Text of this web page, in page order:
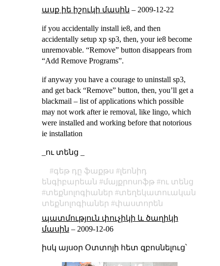
ասք իե իշուկի մասին – 2009-12-22
if you accidentally install ie8, and then
accidentally setup xp sp3, then, your ie8 become
unremovable. “Remove” button disappears from
“Add Remove Programs”.
if anyway you have a courage to uninstall sp3,
and get back “Remove” button, then, you’ll get a
blackmail – list of applications which possible
may not work after ie removal, like lingo, which
were installed and working before that notorious
ie installation
_ու տենց _
գեթ դը ֆաքթս
լեոնիդ
ենգիբարեան
մայքրոսոֆթ
ու տենց
տեքնոլոգիաներ
տեղեկատուական
տեքնոլոգիաներ
փաստորեն
պատմություն փուչիկի և ծաղիկի
մասին – 2009-12-06
իսկ այսօր Օտտոյի հետ զբոսնելուց՝